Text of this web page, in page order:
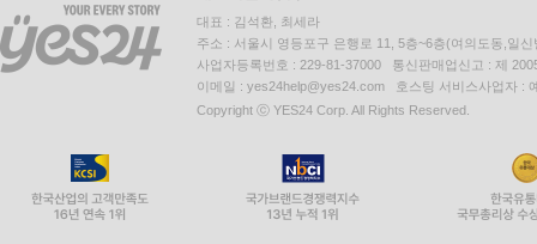
대표 : 김석환, 최세라
주소 : 서울시 영등포구 은행로 11, 5층~6층(여의도동,일신
사업자등록번호 : 229-81-37000 통신판매업신고 : 제
이메일 : yes24help@yes24.com 호스팅 서비스사업자 :
Copyright ⓒ YES24 Corp. All Rights Reserved.